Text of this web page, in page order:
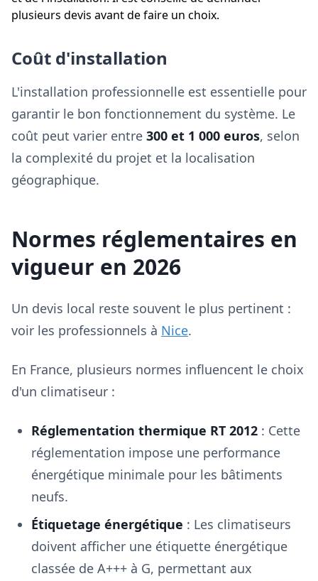
plusieurs devis avant de faire un choix.
Coût d'installation
L'installation professionnelle est essentielle pour
garantir le bon fonctionnement du système. Le
coût peut varier entre 300 et 1 000 euros, selon
la complexité du projet et la localisation
géographique.
Normes réglementaires en
vigueur en 2026
Un devis local reste souvent le plus pertinent :
voir les professionnels à Nice.
En France, plusieurs normes influencent le choix
d'un climatiseur :
Réglementation thermique RT 2012 : Cette
réglementation impose une performance
énergétique minimale pour les bâtiments
neufs.
Étiquetage énergétique : Les climatiseurs
doivent afficher une étiquette énergétique
classée de A+++ à G, permettant aux